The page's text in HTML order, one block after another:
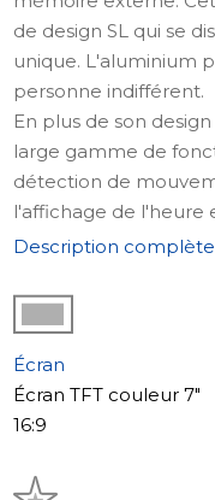
de design SL qui se
unique. L'aluminium
personne indifférent.
En plus de son
large gamme de
détection de
l'affichage de l'heure
rétroéclairage des
Où utiliser
Le visiophone SL-
appartements, les
qui accordent de
pour les maisons
et d'interphone.
Description complète
Écran
Écran TFT couleur 7"
16:9